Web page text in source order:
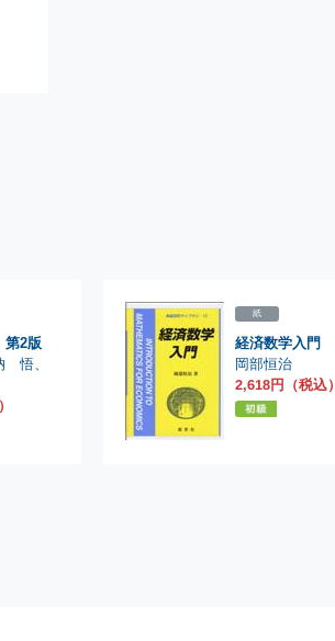
2版
悟、
紙
経済数学入門
岡部恒治
2,618円（税込）